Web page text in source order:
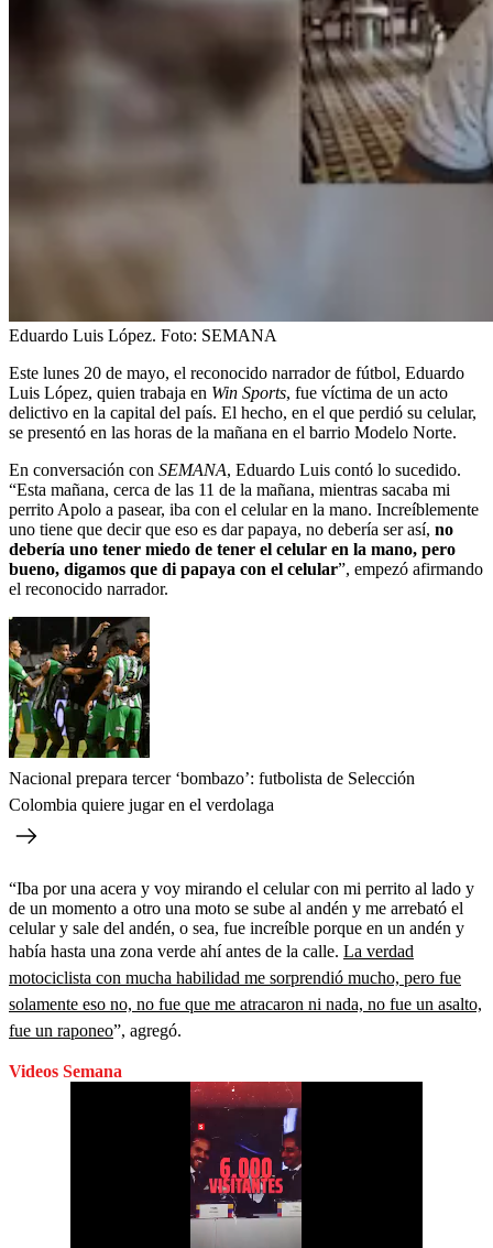
Eduardo Luis López. Foto: SEMANA
Este lunes 20 de mayo, el reconocido narrador de fútbol, Eduardo
Luis López, quien trabaja en Win Sports, fue víctima de un acto
delictivo en la capital del país. El hecho, en el que perdió su celular,
se presentó en las horas de la mañana en el barrio Modelo Norte.
En conversación con SEMANA, Eduardo Luis contó lo sucedido.
“Esta mañana, cerca de las 11 de la mañana, mientras sacaba mi
perrito Apolo a pasear, iba con el celular en la mano. Increíblemente
uno tiene que decir que eso es dar papaya, no debería ser así, no
debería uno tener miedo de tener el celular en la mano, pero
bueno, digamos que di papaya con el celular”, empezó afirmando
el reconocido narrador.
Nacional prepara tercer ‘bombazo’: futbolista de Selección
Colombia quiere jugar en el verdolaga
“Iba por una acera y voy mirando el celular con mi perrito al lado y
de un momento a otro una moto se sube al andén y me arrebató el
celular y sale del andén, o sea, fue increíble porque en un andén y
había hasta una zona verde ahí antes de la calle. La verdad
motociclista con mucha habilidad me sorprendió mucho, pero fue
solamente eso no, no fue que me atracaron ni nada, no fue un asalto,
fue un raponeo”, agregó.
Videos Semana